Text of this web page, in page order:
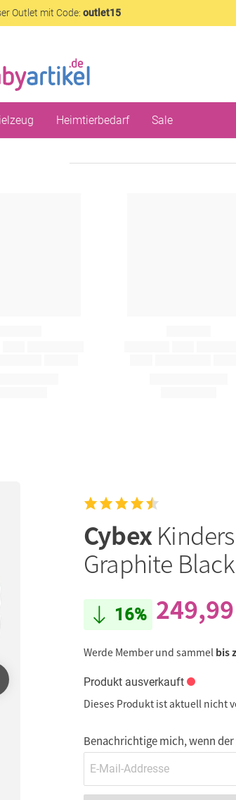
Outlet mit Code: outlet15
Heimtierbedarf Sale
Cybex
Graphite Black
16%
Werde Member und sammel bis
Produkt ausverkauft
Dieses Produkt ist aktuell nicht
Benachrichtige mich, wenn